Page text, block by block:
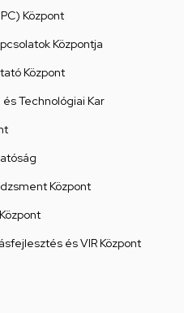
Központ
Központja
Központ
Technológiai Kar
Központ
és VIR Központ